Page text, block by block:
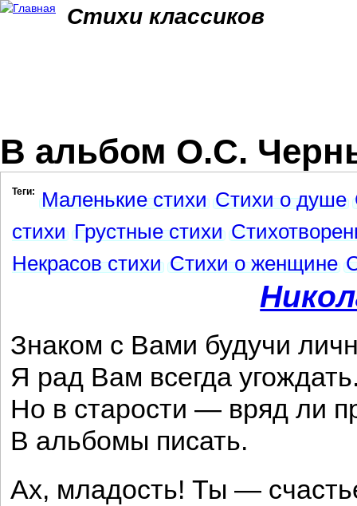
Стихи классиков
В альбом О.С.
Теги: Маленькие стихи Стихи о душе
стихи Грустные стихи
Некрасов стихи Стихи о женщине
Знаком с Вами будучи
Я рад Вам всегда
Но в старости — вряд ли
В альбомы писать.
Ах, младость! Ты —